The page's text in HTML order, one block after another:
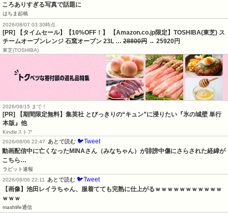
ころありすぎる写真で話題に
はちま起稿
2026/08/07 03:30時点
[PR] 【タイムセール】【10%OFF！】 【Amazon.co.jp限定】TOSHIBA(東芝) ス
チームオーブンレンジ 石窯オーブン 23L … 28800円 → 25920円
東芝(TOSHIBA)
2026/08/15 まで！
[PR] 【期間限定無料】集英社 とびっきりの“キュン”に浸りたい『氷の城壁 単行
本版』他
Kindleストア
2026/08/06 22:47
あとで読む 🐦Tweet
動画配信中に亡くなったMINAさん（みなちゃん）が誹謗中傷にさらされた経緯が
こちら…
ラビット速報
2026/08/06 22:11
あとで読む 🐦Tweet
【画像】池田レイラちゃん、服着てても完熟に仕上がるｗｗｗｗｗｗｗｗｗｗｗ
ｗｗｗ
mashlife通信